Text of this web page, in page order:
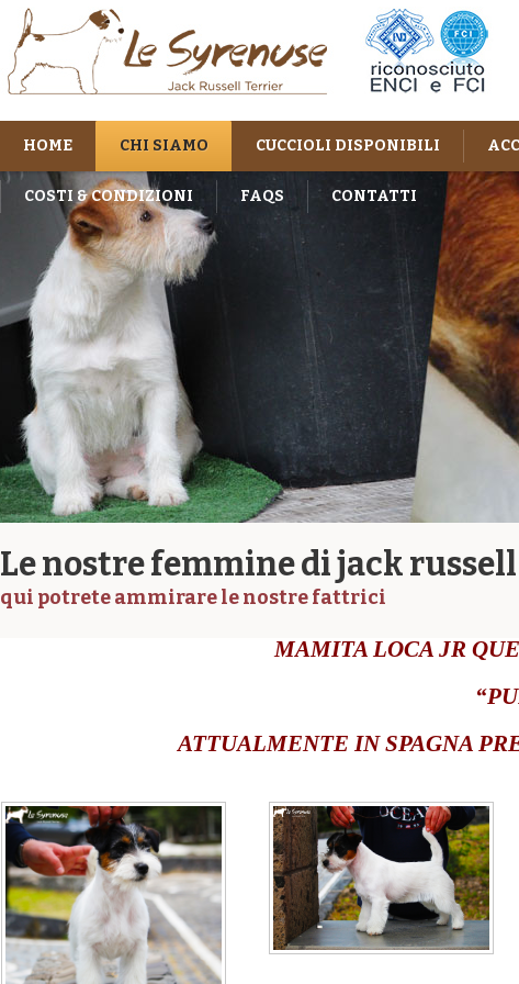
HOME CHI SIAMO CUCCIOLI DISPONIBILI
COSTI & CONDIZIONI FAQS CONTATTI
Le nostre femmine di jack
qui potrete ammirare le nostre fattrici
MAMITA LOCA JR
ATTUALMENTE IN SPAGNA